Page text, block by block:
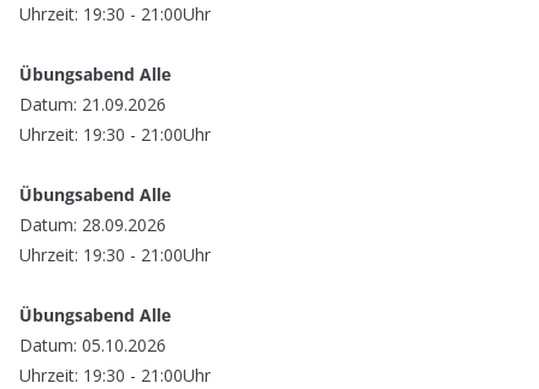
Uhrzeit: 19:30 - 21:00Uhr
Übungsabend Alle
Datum: 21.09.2026
Uhrzeit: 19:30 - 21:00Uhr
Übungsabend Alle
Datum: 28.09.2026
Uhrzeit: 19:30 - 21:00Uhr
Übungsabend Alle
Datum: 05.10.2026
Uhrzeit: 19:30 - 21:00Uhr